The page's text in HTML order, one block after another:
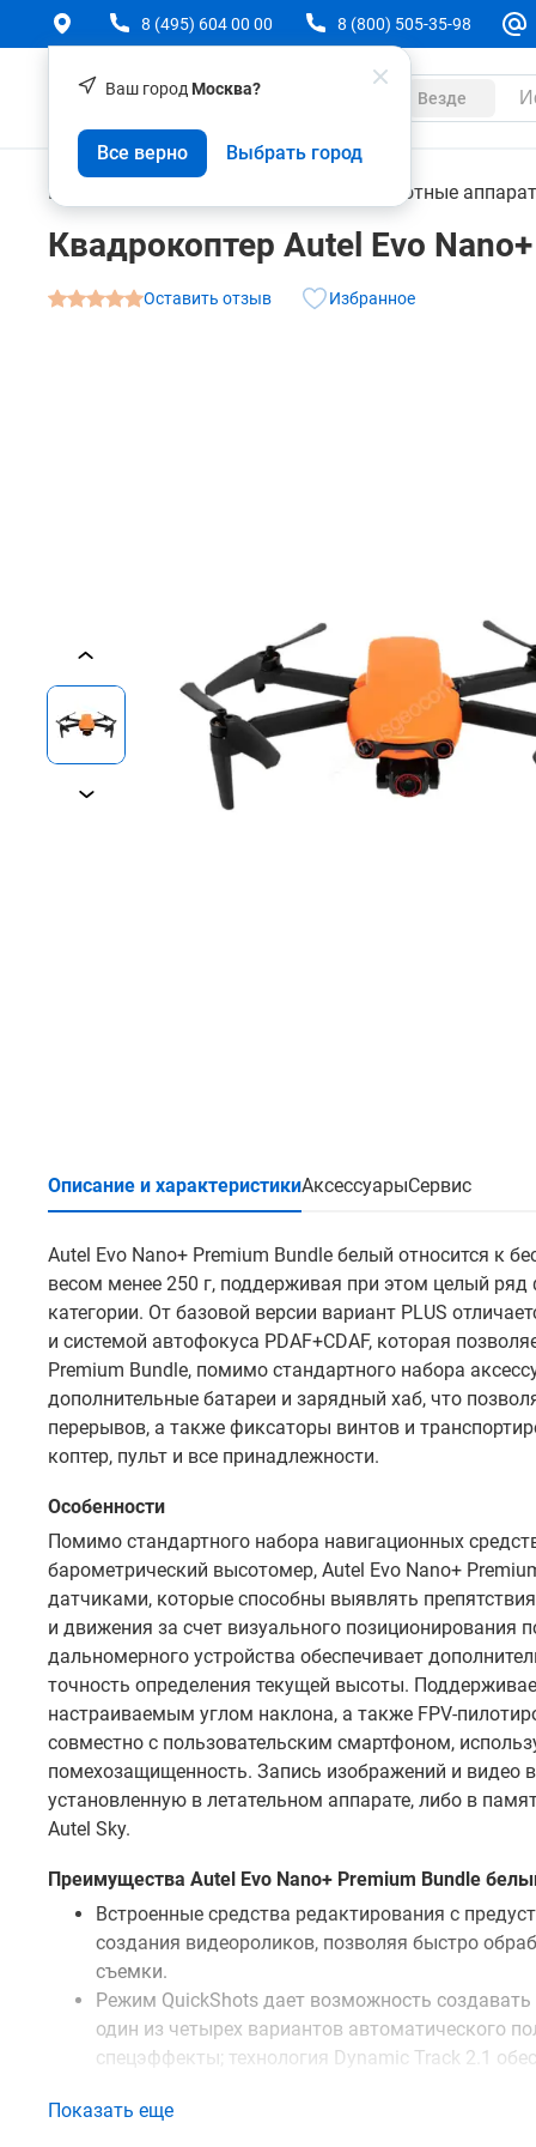
Ваш город Москва?
Все верно Выбрать город
8 (495) 604 00 00 8 (800) 505-35-98
Везде
Геодезическое оборудование Беспилотные
Квадрокоптер Autel Evo
Оставить отзыв Избранное
Описание и характеристикиАксессуарыСервис
Квадрокоптер Autel Evo Nano+ Premium Bundle
О товаре ХарактеристикиАксессуары
Autel Evo Nano+ Premium Bundle белый относится к
весом менее 250 г, поддерживая при этом целый
категории. От базовой версии вариант PLUS
и системой автофокуса PDAF+CDAF, которая
Premium Bundle, помимо стандартного набора
дополнительные батареи и зарядный хаб, что
перерывов, а также фиксаторы винтов и
коптер, пульт и все принадлежности.
Особенности
Помимо стандартного набора навигационных
барометрический высотомер, Autel Evo Nano+
датчиками, которые способны выявлять
и движения за счет визуального
дальномерного устройства обеспечивает
точность определения текущей высоты.
настраиваемым углом наклона, а также FPV-
совместно с пользовательским смартфоном,
помехозащищенность. Запись изображений и видео
установленную в летательном аппарате, либо в
Autel Sky.
Преимущества Autel Evo Nano+ Premium Bundle
Встроенные средства редактирования с
создания видеороликов, позволяя быстро
съемки.
Режим QuickShots дает возможность
один из четырех вариантов автоматического
спецэффекты; технология Dynamic Track 2.1
Внутренние светофильтры RYYB и диафрагма
Показать еще